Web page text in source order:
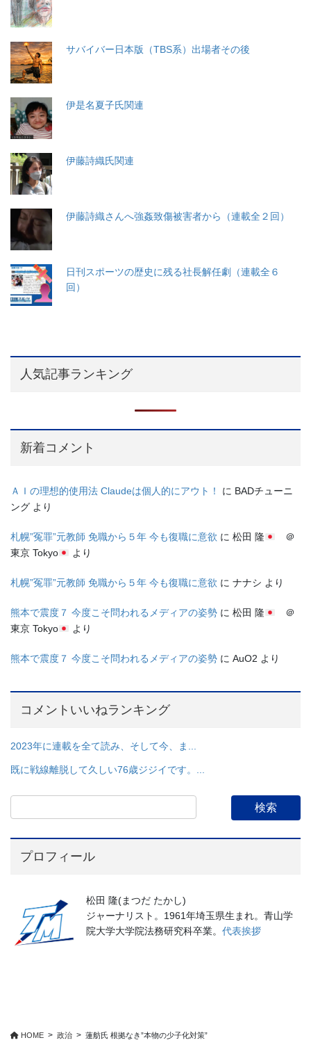
サバイバー日本版（TBS系）出場者その後
伊是名夏子氏関連
伊藤詩織氏関連
伊藤詩織さんへ強姦致傷被害者から（連載全２回）
日刊スポーツの歴史に残る社長解任劇（連載全６
回）
人気記事ランキング
新着コメント
ＡＩの理想的使用法 Claudeは個人的にアウト！ に BADチューニ
ング より
札幌”冤罪”元教師 免職から５年 今も復職に意欲 に 松田 隆
＠
東京 Tokyo
より
札幌”冤罪”元教師 免職から５年 今も復職に意欲 に ナナシ より
熊本で震度７ 今度こそ問われるメディアの姿勢 に 松田 隆
＠
東京 Tokyo
より
熊本で震度７ 今度こそ問われるメディアの姿勢 に AuO2 より
コメントいいねランキング
2023年に連載を全て読み、そして今、ま...
既に戦線離脱して久しい76歳ジジイです。...
プロフィール
松田 隆(まつだ たかし)
ジャーナリスト。1961年埼玉県生まれ。青山学
院大学大学院法務研究科卒業。 代表挨拶
HOME 政治 蓮舫氏 根拠なき”本物の少子化対策”